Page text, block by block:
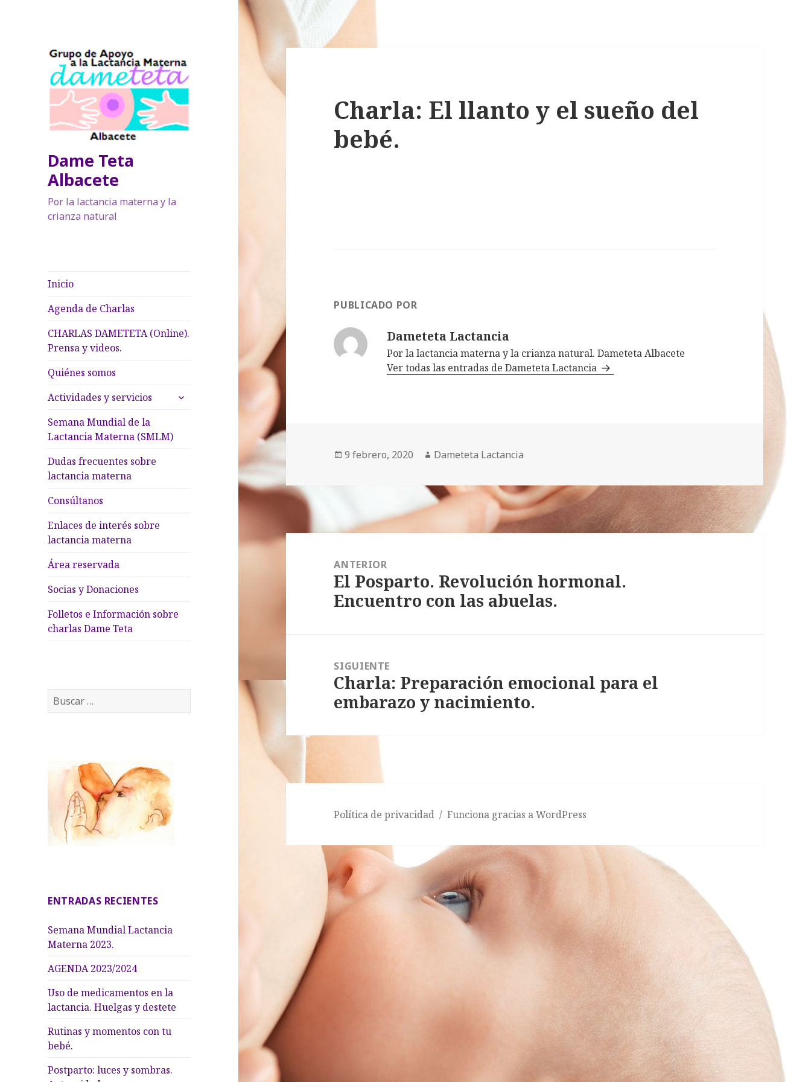
Dame Teta
Albacete
Por la lactancia materna y la
crianza natural
Inicio
Agenda de Charlas
CHARLAS DAMETETA (Online).
Prensa y videos.
Quiénes somos
Actividades y servicios
expande
el
inferior
Semana Mundial de la
Lactancia Materna (SMLM)
Dudas frecuentes sobre
lactancia materna
Consúltanos
Enlaces de interés sobre
lactancia materna
Área reservada
Socias y Donaciones
Folletos e Información sobre
charlas Dame Teta
B
u
r
ENTRADAS RECIENTES
Semana Mundial Lactancia
Materna 2023.
AGENDA 2023/2024
Uso de medicamentos en la
lactancia. Huelgas y destete
Rutinas y momentos con tu
bebé.
Postparto: luces y sombras.
Charla: El llanto y el sueño del
bebé.
PUBLICADO POR
Dameteta Lactancia
Por la lactancia materna y la crianza natural. Dameteta Albacete
Ver todas las entradas de Dameteta Lactancia
Publicado
9 febrero, 2020 Autor
Dameteta Lactancia
entradas
ANTERIOR
Entrada
anterior:
El Posparto. Revolución hormonal.
Encuentro con las abuelas.
SIGUIENTE
Entrada
siguiente:
Charla: Preparación emocional para el
embarazo y nacimiento.
Política de privacidad Funciona gracias a WordPress